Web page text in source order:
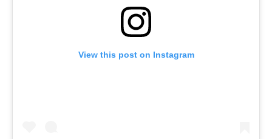
View this post on Instagram